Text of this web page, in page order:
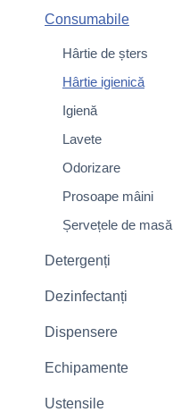
Consumabile
Hârtie de șters
Hârtie igienică
Igienă
Lavete
Odorizare
Prosoape mâini
Șervețele de masă
Detergenți
Dezinfectanți
Dispensere
Echipamente
Ustensile